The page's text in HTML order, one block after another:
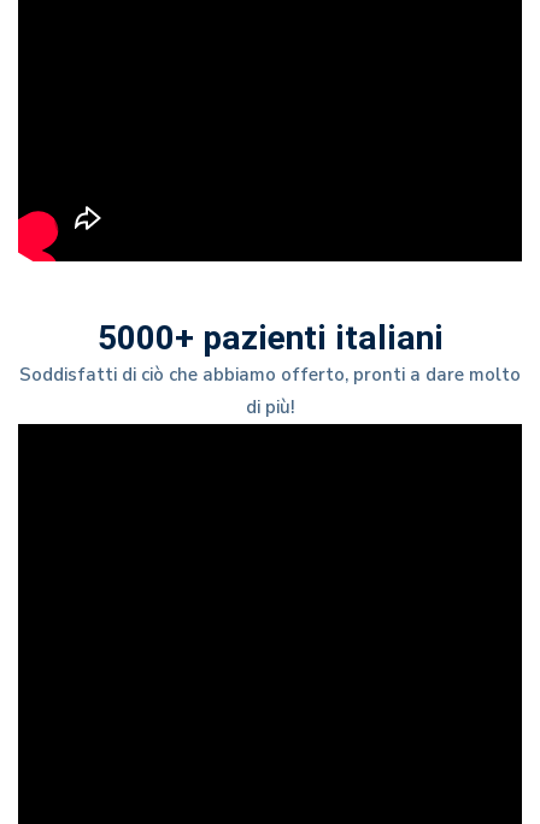
5000+ pazienti italiani
Soddisfatti di ciò che abbiamo offerto, pronti a dare molto
di più!